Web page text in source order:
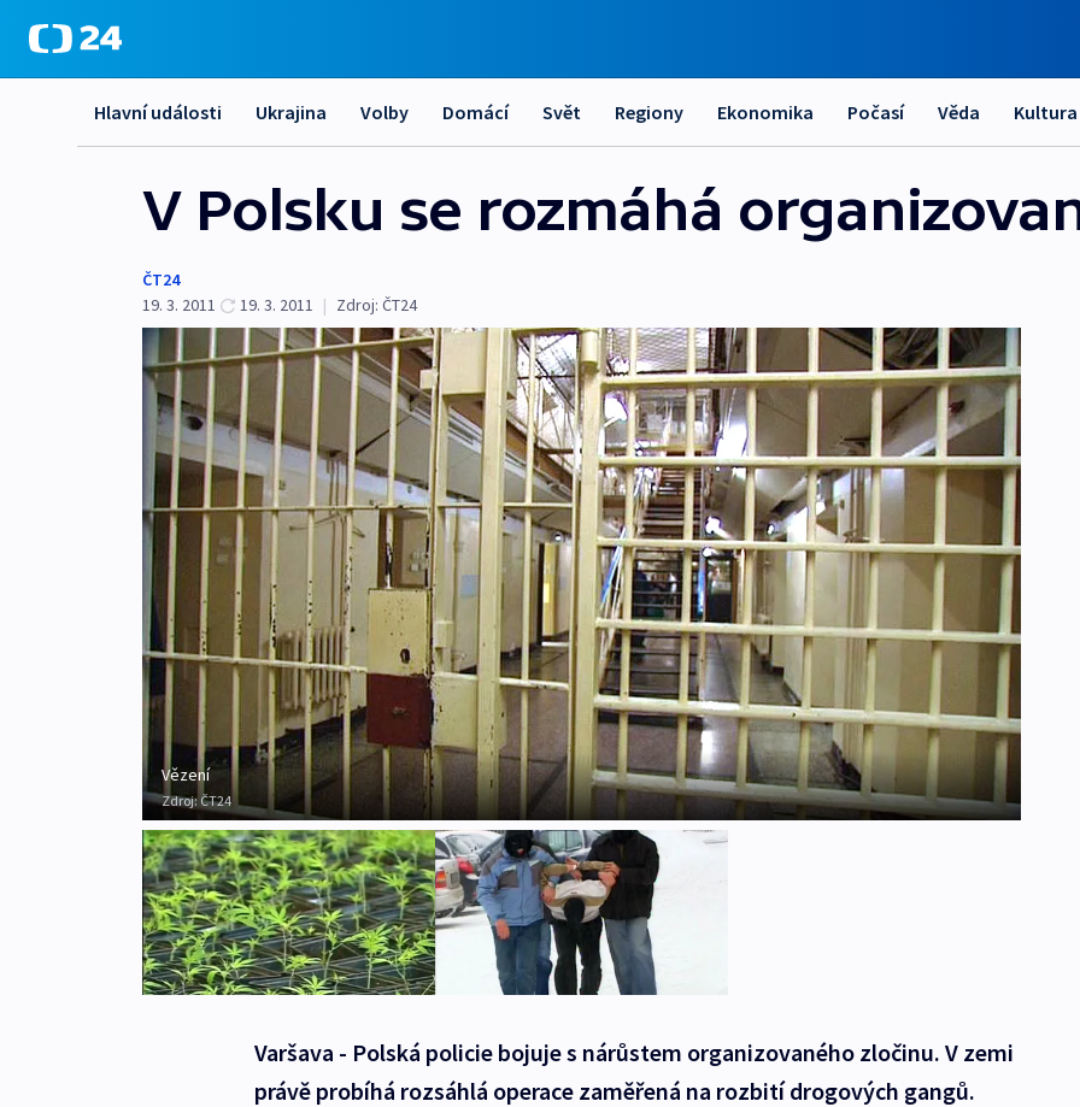
Hlavní události Ukrajina Volby Domácí Svět Regiony Ekonomika Počasí Věda Kultura
V Polsku se rozmáhá
ČT24
19. 3. 2011
19. 3. 2011 | Zdroj: ČT24
Vězení
Zdroj: ČT24
Varšava - Polská policie bojuje s nárůstem organizovaného zločinu. V zemi
právě probíhá rozsáhlá operace zaměřená na rozbití drogových gangů.